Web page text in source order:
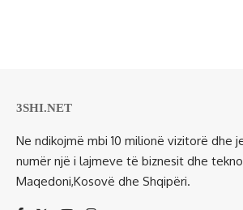
3SHI.NET
Ne ndikojmë mbi 10 milionë vizitorë dhe
numër një i lajmeve të biznesit dhe
Maqedoni,Kosovë dhe Shqipëri.